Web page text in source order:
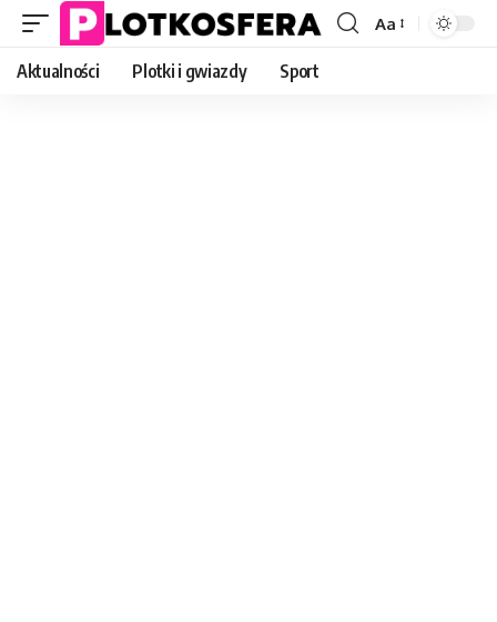
Font
Aa
Aktualności Plotki i gwiazdy Sport